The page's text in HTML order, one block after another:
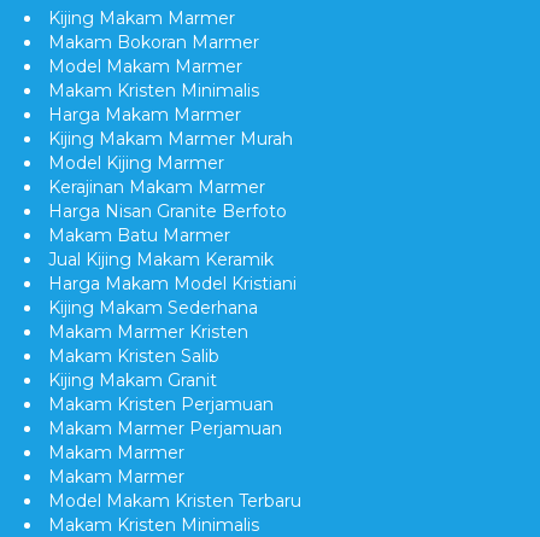
Kijing Makam Marmer
Makam Bokoran Marmer
Model Makam Marmer
Makam Kristen Minimalis
Harga Makam Marmer
Kijing Makam Marmer Murah
Model Kijing Marmer
Kerajinan Makam Marmer
Harga Nisan Granite Berfoto
Makam Batu Marmer
Jual Kijing Makam Keramik
Harga Makam Model Kristiani
Kijing Makam Sederhana
Makam Marmer Kristen
Makam Kristen Salib
Kijing Makam Granit
Makam Kristen Perjamuan
Makam Marmer Perjamuan
Makam Marmer
Makam Marmer
Model Makam Kristen Terbaru
Makam Kristen Minimalis